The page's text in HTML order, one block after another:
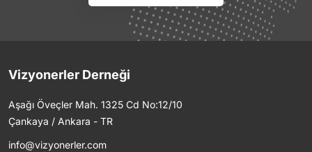
Vizyonerler Derneği
Aşağı Öveçler Mah. 1325 Cd No:12/10
Çankaya / Ankara - TR
info@vizyonerler.com